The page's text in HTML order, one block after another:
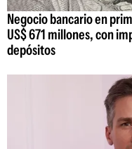
Negocio bancario en
US$ 671 millones, con
depósitos